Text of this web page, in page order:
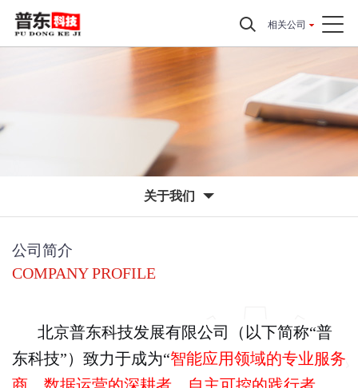
相关公司
关于我们
公司简介
COMPANY PROFILE
北京普东科技发展有限公司（以下简称“普
东科技”）致力于成为“智能应用领域的专业服务